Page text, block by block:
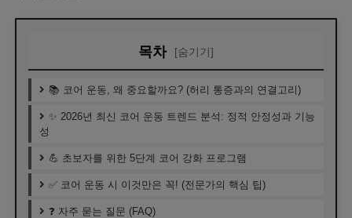
목차 [숨기기]
📚 코어 운동, 왜 중요할까요? (허리 통증과의 연결고리)
✨ 2026년 최신 코어 운동 트렌드 분석: 정적 안정성과 기능
성
💪 초보자를 위한 5단계 코어 강화 프로그램
✅ 코어 운동 시 이것만은 꼭! (전문가의 핵심 팁)
❓ 자주 묻는 질문 (FAQ)